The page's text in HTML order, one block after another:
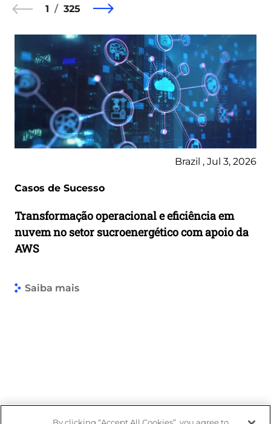
1 325
Brazil , Jul 3, 2026
Casos de Sucesso
Transformação operacional e eficiência em
nuvem no setor sucroenergético com apoio da
AWS
Saiba mais